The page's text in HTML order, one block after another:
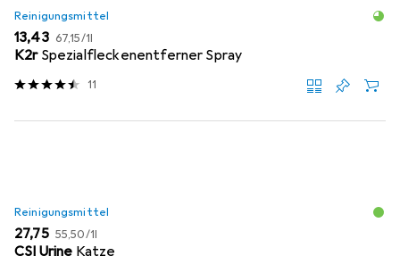
Reinigungsmittel
EUR
13,43 EUR
67,15/1l
K2r Spezialfleckenentferner Spray
11
Reinigungsmittel
EUR
27,75 EUR
55,50/1l
CSI Urine Katze